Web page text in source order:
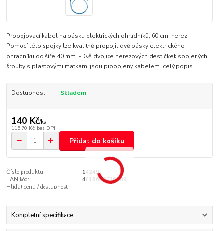
Propojovací kabel na pásku elektrických ohradníků, 60 cm, nerez. -
Pomocí této spojky lze kvalitně propojit dvě pásky elektrického
ohradníku do šíře 40 mm. -Dvě dvojice nerezových destičkek spojených
šrouby s plastovými matkami jsou propojeny kabelem. celý popis
Dostupnost Skladem
140 Kč/ks
115,70 Kč bez DPH
Přidat do košíku
Číslo produktu:
14249
EAN kód:
4018653036709
Hlídat cenu / dostupnost
Kompletní specifikace